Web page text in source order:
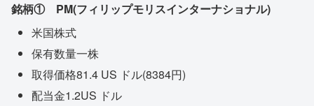
銘柄① PM(フィリップモリスインターナショナル)
米国株式
保有数量一株
取得価格81.4 US ドル(8384円)
配当金1.2US ドル